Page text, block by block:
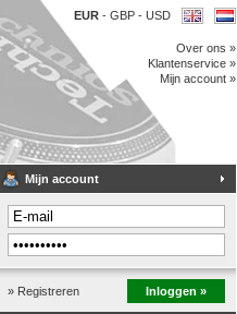
EUR - GBP - USD
Over ons »
Klantenservice »
Mijn account »
Mijn account
» Registreren Inloggen »